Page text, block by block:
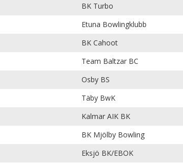
BK Turbo
Etuna Bowlingklubb
BK Cahoot
Team Baltzar BC
Osby BS
Täby BwK
Kalmar AIK BK
BK Mjölby Bowling
Eksjö BK/EBOK